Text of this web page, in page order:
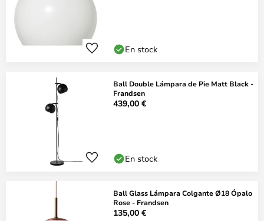
En stock
Ball Double Lámpara de Pie Matt Black -
Frandsen
439,00 €
En stock
Ball Glass Lámpara Colgante Ø18 Ópalo
Rose - Frandsen
135,00 €